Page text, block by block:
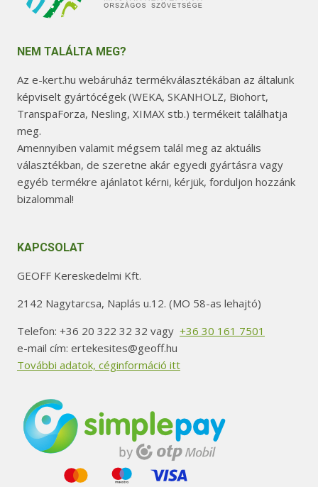
NEM TALÁLTA MEG?
Az e-kert.hu webáruház termékválasztékában az általunk
képviselt gyártócégek (WEKA, SKANHOLZ, Biohort,
TranspaForza, Nesling, XIMAX stb.) termékeit találhatja
meg.
Amennyiben valamit mégsem talál meg az aktuális
választékban, de szeretne akár egyedi gyártásra vagy
egyéb termékre ajánlatot kérni, kérjük, forduljon hozzánk
bizalommal!
KAPCSOLAT
GEOFF Kereskedelmi Kft.
2142 Nagytarcsa, Naplás u.12. (MO 58-as lehajtó)
Telefon: +36 20 322 32 32 vagy +36 30 161 7501
e-mail cím: ertekesites@geoff.hu
További adatok, céginformáció itt